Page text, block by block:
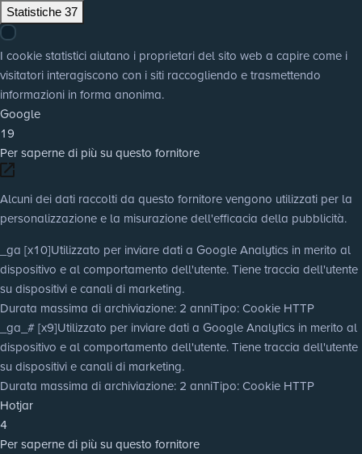
Statistiche 37
I cookie statistici aiutano i proprietari del sito web a capire come i
visitatori interagiscono con i siti raccogliendo e trasmettendo
informazioni in forma anonima.
Google
19
Per saperne di più su questo fornitore
Alcuni dei dati raccolti da questo fornitore vengono utilizzati per la
personalizzazione e la misurazione dell'efficacia della pubblicità.
_ga [x10]Utilizzato per inviare dati a Google Analytics in merito al
dispositivo e al comportamento dell'utente. Tiene traccia dell'utente
su dispositivi e canali di marketing.
Durata massima di archiviazione: 2 anniTipo: Cookie HTTP
_ga_# [x9]Utilizzato per inviare dati a Google Analytics in merito al
dispositivo e al comportamento dell'utente. Tiene traccia dell'utente
su dispositivi e canali di marketing.
Durata massima di archiviazione: 2 anniTipo: Cookie HTTP
Hotjar
4
Per saperne di più su questo fornitore